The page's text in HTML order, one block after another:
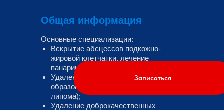
Общая информация
Основные специализации:
Вскрытие абсцессов подкожно-
жировой клетчатки, лечение
панариция;
Удаление доброкачественных
образований мягких тканей (атерома,
липома);
Удаление доброкачественных
Записаться